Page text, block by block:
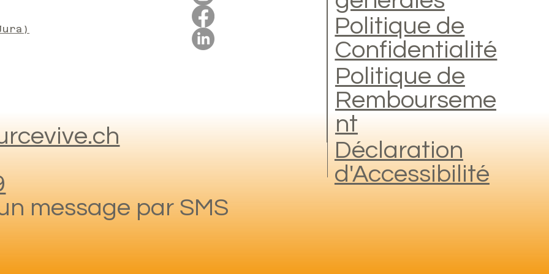
message par SMS
Politique de
Confidentialité
Politique de
Rembourseme
nt
Déclaration
d'Accessibilité